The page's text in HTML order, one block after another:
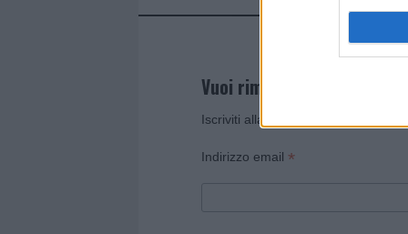
Vuoi rimanere sempre
Iscriviti alla newsletter di Gallura
Indirizzo email *